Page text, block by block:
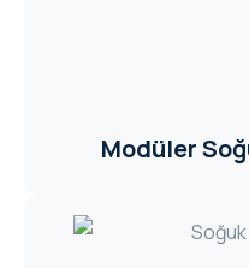
Modüler